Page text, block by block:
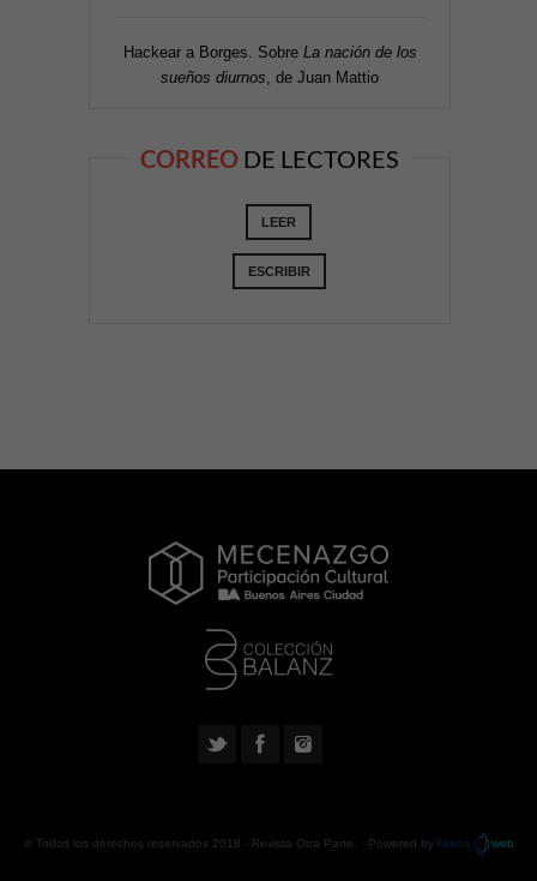
Hackear a Borges. Sobre La nación de los
sueños diurnos , de Juan Mattio
CORREO DE LECTORES
LEER
ESCRIBIR
© Todos los derechos reservados 2018 - Revista Otra Parte . Powered by Urano web